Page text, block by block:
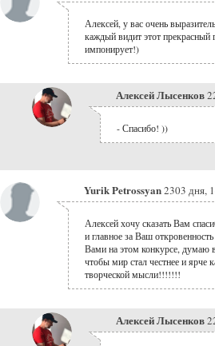
Алексей, у вас очень
каждый видит этот прекрасный
импонирует!)
Алексей Лысенков
- Спасибо! ))
Yurik Petrossyan2303 дня,
Алексей хочу сказать Вам
и главное за Ваш
Вами на этом конкурсе, думаю
чтобы мир стал честнее и
творческой мысли!!!!!!!
Алексей Лысенков